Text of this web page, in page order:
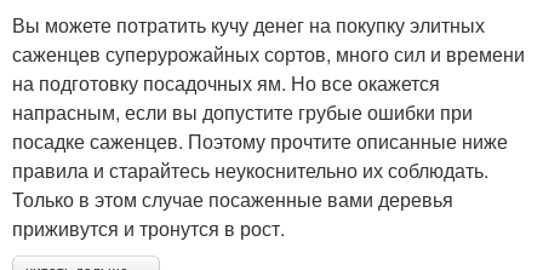
Вы можете потратить кучу денег на покупку элитных
саженцев суперурожайных сортов, много сил и времени
на подготовку посадочных ям. Но все окажется
напрасным, если вы допустите грубые ошибки при
посадке саженцев. Поэтому прочтите описанные ниже
правила и старайтесь неукоснительно их соблюдать.
Только в этом случае посаженные вами деревья
приживутся и тронутся в рост.